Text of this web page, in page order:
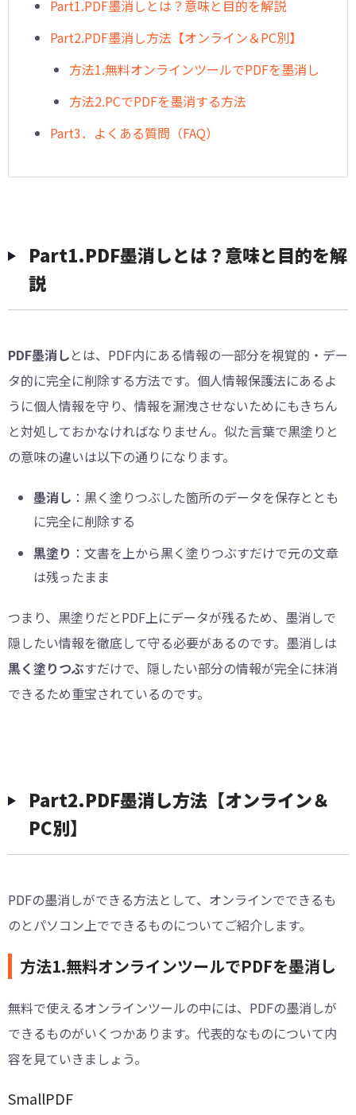
︎Part1.PDF墨消しとは？意味と目的を解説
︎Part2.PDF墨消し方法【オンライン＆PC別】
方法1.無料オンラインツールでPDFを墨消し
方法2.PCでPDFを墨消する方法
︎Part3．よくある質問（FAQ）
︎Part1.PDF墨消しとは？意味と目的を解
説
PDF墨消しとは、PDF内にある情報の一部分を視覚的・デー
タ的に完全に削除する方法です。個人情報保護法にあるよ
うに個人情報を守り、情報を漏洩させないためにもきちん
と対処しておかなければなりません。似た言葉で黒塗りと
の意味の違いは以下の通りになります。
墨消し ：黒く塗りつぶした箇所のデータを保存ととも
に完全に削除する
黒塗り ：文書を上から黒く塗りつぶすだけで元の文章
は残ったまま
つまり、黒塗りだとPDF上にデータが残るため、墨消しで
隠したい情報を徹底して守る必要があるのです。墨消しは
黒く塗りつぶすだけで、隠したい部分の情報が完全に抹消
できるため重宝されているのです。
︎Part2.PDF墨消し方法【オンライン＆
PC別】
PDFの墨消しができる方法として、オンラインでできるも
のとパソコン上でできるものについてご紹介します。
方法1.無料オンラインツールでPDFを墨消し
無料で使えるオンラインツールの中には、PDFの墨消しが
できるものがいくつかあります。代表的なものについて内
容を見ていきましょう。
SmallPDF